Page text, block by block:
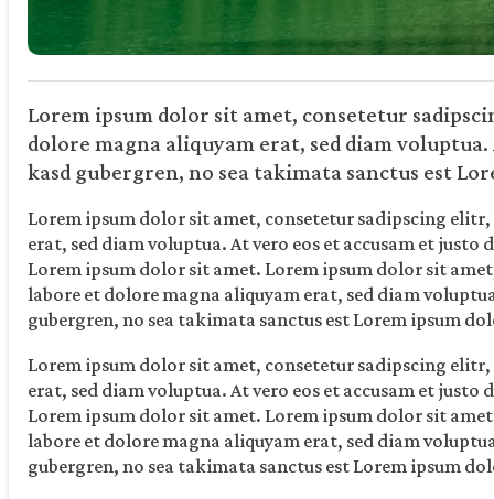
Lorem ipsum dolor sit amet, consetetur
dolore magna aliquyam erat, sed diam
kasd gubergren, no sea takimata sanctus est
Lorem ipsum dolor sit amet, consetetur sadipscing
erat, sed diam voluptua. At vero eos et accusam et
Lorem ipsum dolor sit amet. Lorem ipsum dolor sit
labore et dolore magna aliquyam erat, sed diam
gubergren, no sea takimata sanctus est Lorem ipsum
Lorem ipsum dolor sit amet, consetetur sadipscing
erat, sed diam voluptua. At vero eos et accusam et
Lorem ipsum dolor sit amet. Lorem ipsum dolor sit
labore et dolore magna aliquyam erat, sed diam
gubergren, no sea takimata sanctus est Lorem ipsum